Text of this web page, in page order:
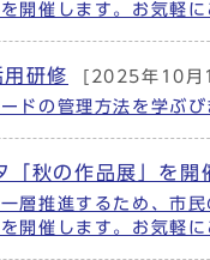
開催します。お気軽に
研修
[2025年10月
ドの管理方法を学ぶび
秋の作品展」を開
層推進するため、市
開催します。お気軽に